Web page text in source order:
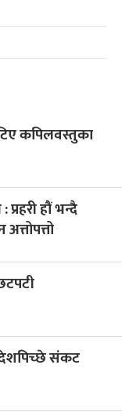
कपिलवस्तुका
हौं भन्दै
संकट